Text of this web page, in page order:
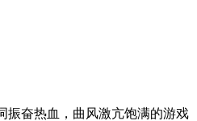
振奋热血，曲风激亢饱满的游戏